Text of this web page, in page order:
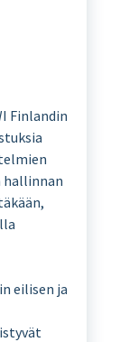
Finlandin
eilisen ja